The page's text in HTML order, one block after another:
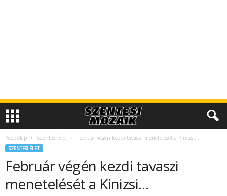
Kezdőlap Szentesi Élet Február végén kezdi tavaszi menetelését a Kinizsi…
SZENTESI ÉLET
Február végén kezdi tavaszi
menetelését a Kinizsi…